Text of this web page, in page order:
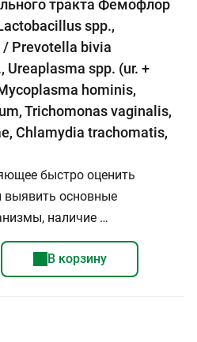
тракта Фемофлор
spp.,
Prevotella bivia
Ureaplasma spp. (ur. +
hominis,
Trichomonas vaginalis,
Chlamydia trachomatis,
быстро оценить
выявить основные
наличие …
В корзину